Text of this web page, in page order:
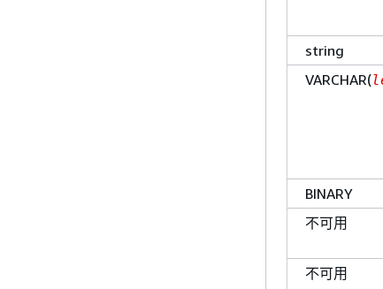
string
VARCHAR(
BINARY
不可用
不可用